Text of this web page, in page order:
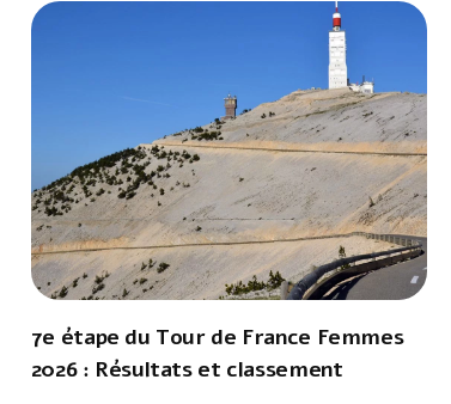
7e étape du Tour de France Femmes
2026 : Résultats et classement